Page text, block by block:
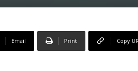
Email Print Copy